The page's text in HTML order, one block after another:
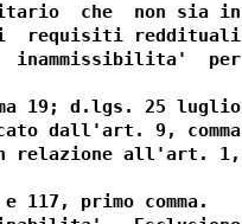
che  non sia in
requisiti reddituali
inammissibilita'  per
19; d.lgs. 25 luglio
dall'art. 9, comma
relazione all'art. 1,
primo comma.